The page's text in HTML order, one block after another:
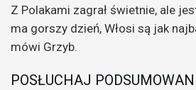
Z Polakami zagrał świetnie, ale
ma gorszy dzień, Włosi są jak
mówi Grzyb.
POSŁUCHAJ